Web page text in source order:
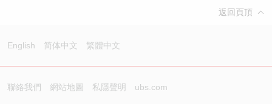
返回頁頂
English 简体中文 繁體中文
聯絡我們 網站地圖 私隱聲明 ubs.com